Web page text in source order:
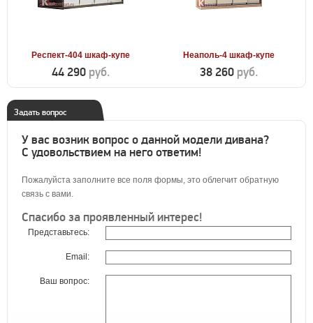
Респект-404 шкаф-купе
44 290 руб.
Неаполь-4 шкаф-купе
38 260 руб.
Задать вопрос
У вас возник вопрос о данной модели дивана?
С удовольствием на него ответим!
Пожалуйста заполните все поля формы, это облегчит обратную
связь с вами.
Спасибо за проявленный интерес!
Представьтесь:
Email:
Ваш вопрос: